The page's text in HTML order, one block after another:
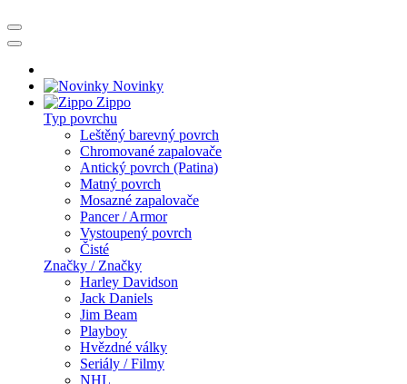
Novinky
Zippo
Typ povrchu
Leštěný barevný povrch
Chromované zapalovače
Antický povrch (Patina)
Matný povrch
Mosazné zapalovače
Pancer / Armor
Vystoupený povrch
Čisté
Značky / Značky
Harley Davidson
Jack Daniels
Jim Beam
Playboy
Hvězdné války
Seriály / Filmy
NHL